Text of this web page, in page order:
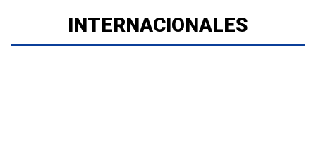
INTERNACIONALES